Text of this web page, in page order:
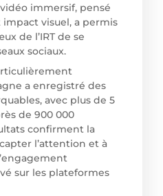
immersif, pensé
visuel, a permis
de l’IRT de se
sociaux.
a enregistré des
avec plus de 5
de 900 000
confirment la
l’attention et à
sur les plateformes